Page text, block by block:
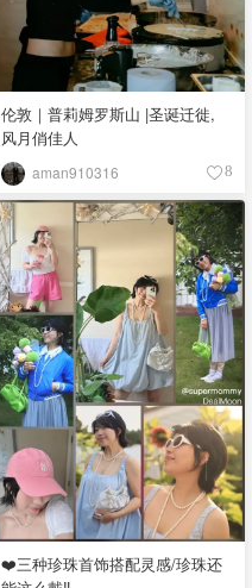
伦敦｜普莉姆罗斯山 |圣诞迁徙,
风月俏佳人
aman910316 8
❤️三种珍珠首饰搭配灵感/珍珠还